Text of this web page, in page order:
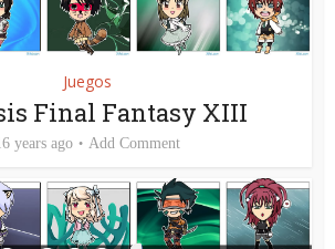
Juegos
Final Fantasy XIII
years ago Add Comment